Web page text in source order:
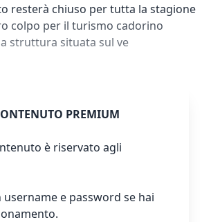
resterà chiuso per tutta la stagione
colpo per il turismo cadorino
struttura situata sul ve
PREMIUM
è riservato agli
username e password se hai